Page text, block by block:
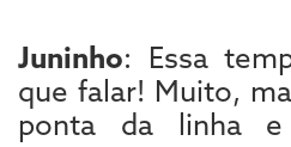
Juninho: Essa
que falar! Muito,
ponta da linha e